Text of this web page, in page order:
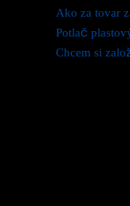
Ako za tovar
Potlač
Chcem si